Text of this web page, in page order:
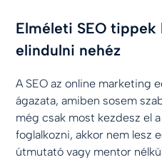
Elméleti SEO
elindulni nehéz
A SEO az online marketing
ágazata, amiben sosem
még csak most kezdesz el
foglalkozni, akkor nem lesz
útmutató vagy mentor